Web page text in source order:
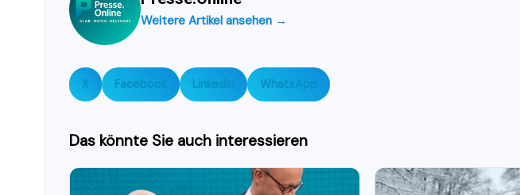
Weitere Artikel ansehen →
X Facebook LinkedIn WhatsApp
Das könnte Sie auch interessieren